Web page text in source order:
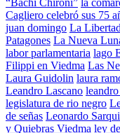
“Bachi Chironi” la
Cagliero celebró sus 75
juan domingo La
Patagones La Nueva
labor parlamentaria lago
Filippi en Viedma Las
Laura Guidolin laura
Leandro Lascano leandro
legislatura de rio negro
de señas Leonardo
y Quiebras Viedma ley